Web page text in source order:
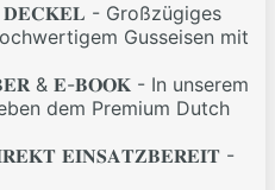
𝐃𝐄𝐂𝐊𝐄𝐋 - Großzügiges
Gusseisen mit
& 𝐄-𝐁𝐎𝐎𝐊 - In unserem
dem Premium Dutch
𝐄𝐈𝐍𝐒𝐀𝐓𝐙𝐁𝐄𝐑𝐄𝐈𝐓 -